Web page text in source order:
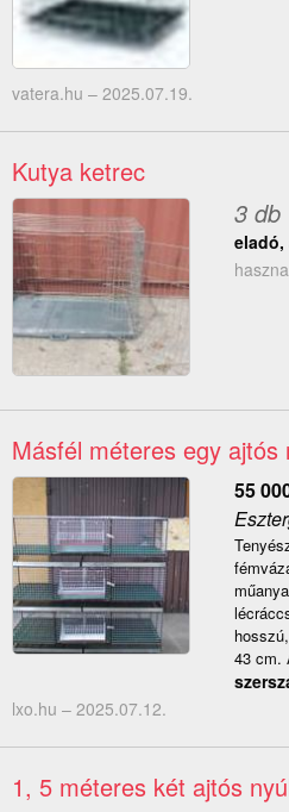
vatera.hu – 2025.07.19.
Kutya ketrec
3 db
eladó,
Másfél méteres egy ajtós
55
43 cm.
lxo.hu – 2025.07.12.
1, 5 méteres két ajtós